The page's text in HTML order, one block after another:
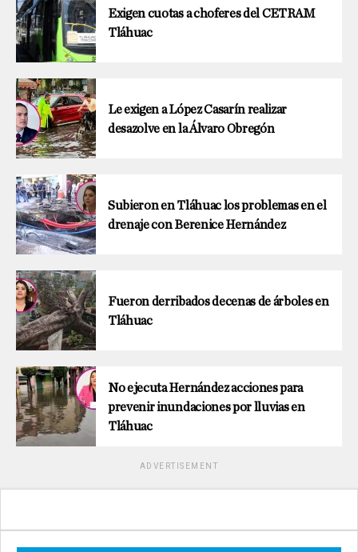
Exigen cuotas a choferes del CETRAM
Tláhuac
Le exigen a López Casarín realizar
desazolve en la Álvaro Obregón
Subieron en Tláhuac los problemas en el
drenaje con Berenice Hernández
Fueron derribados decenas de árboles en
Tláhuac
No ejecuta Hernández acciones para
prevenir inundaciones por lluvias en
Tláhuac
ADVERTISEMENT